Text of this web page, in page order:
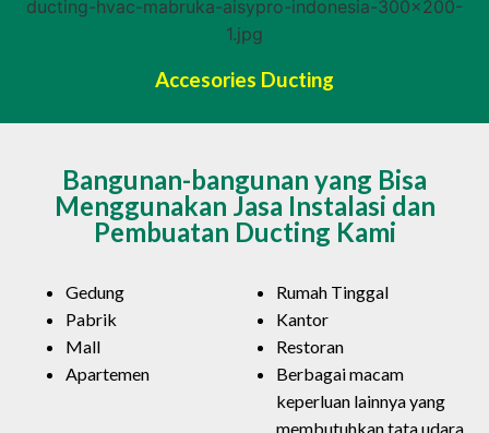
Accesories Ducting
Bangunan-bangunan yang Bisa
Menggunakan Jasa Instalasi dan
Pembuatan Ducting Kami
Gedung
Pabrik
Mall
Apartemen
Rumah Tinggal
Kantor
Restoran
Berbagai macam
keperluan lainnya yang
membutuhkan tata udara